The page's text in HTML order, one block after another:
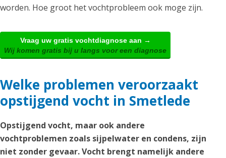
worden. Hoe groot het vochtprobleem ook moge zijn.
Vraag uw gratis vochtdiagnose aan →
Wij komen gratis bij u langs voor een diagnose
Welke problemen veroorzaakt
opstijgend vocht in Smetlede
Opstijgend vocht, maar ook andere
vochtproblemen zoals sijpelwater en condens, zijn
niet zonder gevaar. Vocht brengt namelijk andere